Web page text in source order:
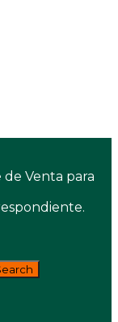
de Venta para